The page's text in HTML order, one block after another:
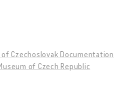
Czechoslovak Documentation
of Czech Republic